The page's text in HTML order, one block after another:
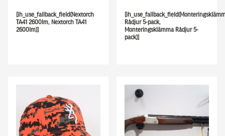
[ih_use_fallback_field(Nextorch
TA41 2600lm, Nextorch TA41
2600lm)]
Rådjur 5-pack,
Monteringsklämma Rådjur 5-
pack)]